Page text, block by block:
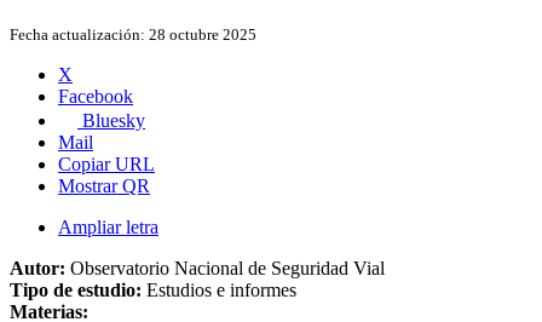
Fecha actualización: 28 octubre 2025
X
Facebook
Bluesky
Mail
Copiar URL
Mostrar QR
Ampliar letra
Autor: Observatorio Nacional de Seguridad Vial
Tipo de estudio: Estudios e informes
Materias: